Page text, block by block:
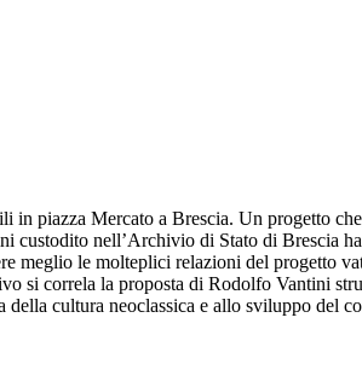
piazza Mercato a Brescia. Un progetto
custodito nell’Archivio di Stato di Brescia
meglio le molteplici relazioni del progetto
correla la proposta di Rodolfo Vantini
cultura neoclassica e allo sviluppo del